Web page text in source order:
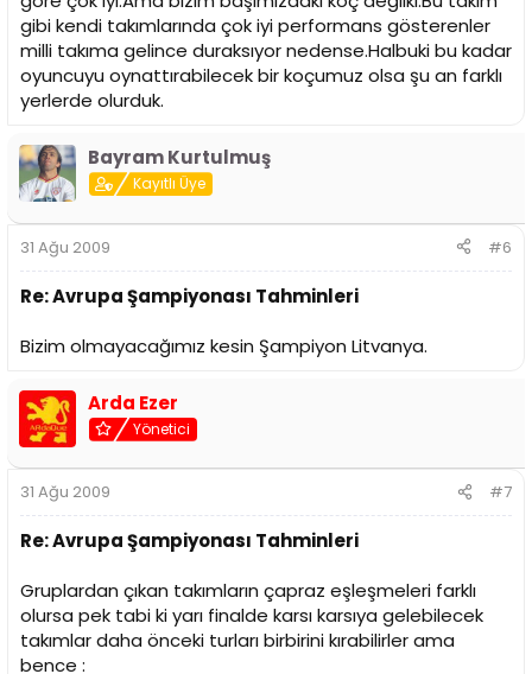
gibi kendi takımlarında çok iyi performans gösterenler
milli takıma gelince duraksıyor nedense.Halbuki bu kadar
oyuncuyu oynattırabilecek bir koçumuz olsa şu an farklı
yerlerde olurduk.
Bayram Kurtulmuş
Kayıtlı Üye
31 Ağu 2009 #6
Re: Avrupa Şampiyonası Tahminleri
Bizim olmayacağımız kesin Şampiyon Litvanya.
Arda Ezer
Yönetici
31 Ağu 2009 #7
Re: Avrupa Şampiyonası Tahminleri
Gruplardan çıkan takımların çapraz eşleşmeleri farklı
olursa pek tabi ki yarı finalde karsı karsıya gelebilecek
takımlar daha önceki turları birbirini kırabilirler ama
bence :